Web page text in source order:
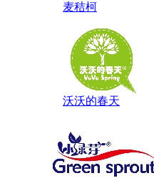
麦秸柯
沃沃的春天